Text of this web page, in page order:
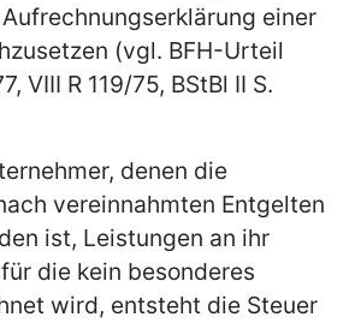
einer
(vgl. BFH-Urteil
VIII R 119/75, BStBl II S.
denen die
vereinnahmten Entgelten
ist, Leistungen an ihr
die kein besonderes
wird, entsteht die Steuer